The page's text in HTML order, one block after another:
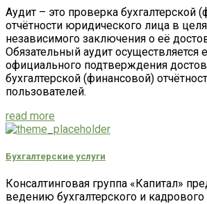
Аудит – это проверка бухгалтерской
отчётности юридического лица в
независимого заключения о её
Обязательный аудит
официального подтверждения
бухгалтерской (финансовой)
пользователей.
read more
Бухгалтерские услуги
Консалтинговая группа «Капитал»
ведению бухгалтерского и кадрового